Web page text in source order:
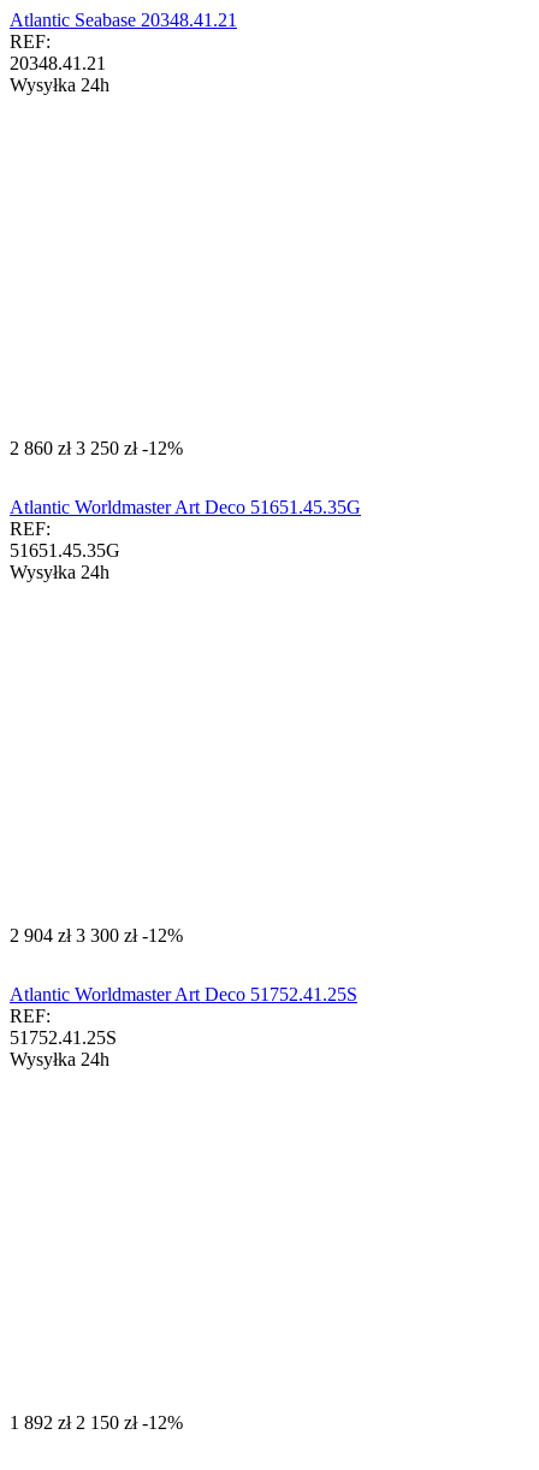
Atlantic Seabase 20348.41.21
REF:
20348.41.21
Wysyłka 24h
‍2 860‍ zł ‍3 250‍ zł -12%
Atlantic Worldmaster Art Deco 51651.45.35G
REF:
51651.45.35G
Wysyłka 24h
‍2 904‍ zł ‍3 300‍ zł -12%
Atlantic Worldmaster Art Deco 51752.41.25S
REF:
51752.41.25S
Wysyłka 24h
‍1 892‍ zł ‍2 150‍ zł -12%